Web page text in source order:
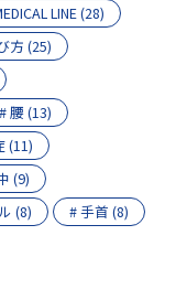
LINE (28)
方 (25)
# 腰 (13)
(11)
(9)
(8)
# 手首 (8)